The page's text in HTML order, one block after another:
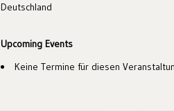
Deutschland
Upcoming Events
Keine Termine für diesen